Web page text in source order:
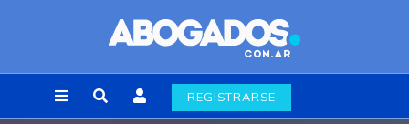
REGISTRARSE